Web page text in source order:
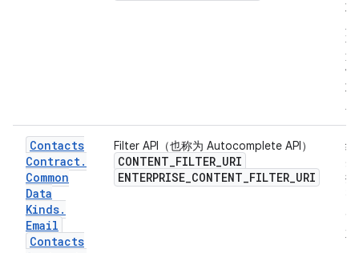
联
不
返
常
联
Contacts
Contract.
Common
Data
Kinds.
Email
Contacts
Filter API（也称为 Autocomplete API）
CONTENT_FILTER_URI
ENTERPRISE_CONTENT_FILTER_URI
结
并
按
而